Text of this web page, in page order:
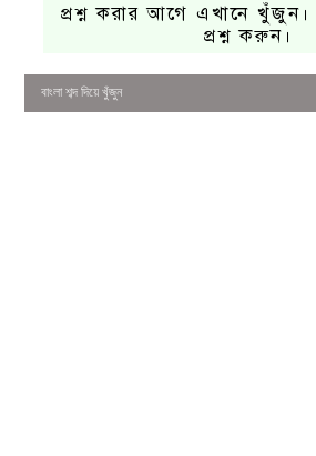
প্রশ্ন করার আগে এখানে খুঁজুন।
প্রশ্ন করুন।